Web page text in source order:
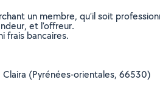
un membre, qu’il soit
et l’offreur.
frais bancaires.
(Pyrénées-orientales, 66530)